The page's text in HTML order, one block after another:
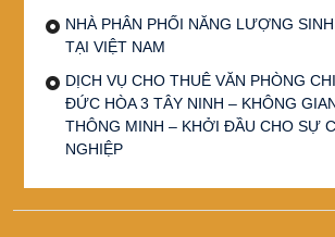
NHÀ PHÂN PHỐI NĂNG LƯỢNG
TẠI VIỆT NAM
DỊCH VỤ CHO THUÊ VĂN PHÒNG
ĐỨC HÒA 3 TÂY NINH – KHÔNG
THÔNG MINH – KHỞI ĐẦU CHO SỰ
NGHIỆP